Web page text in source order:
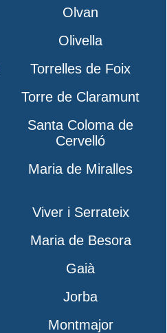
Olvan
Olivella
Torrelles de Foix
Torre de Claramunt
Santa Coloma de
Cervelló
Maria de Miralles
Viver i Serrateix
Maria de Besora
Gaià
Jorba
Montmajor